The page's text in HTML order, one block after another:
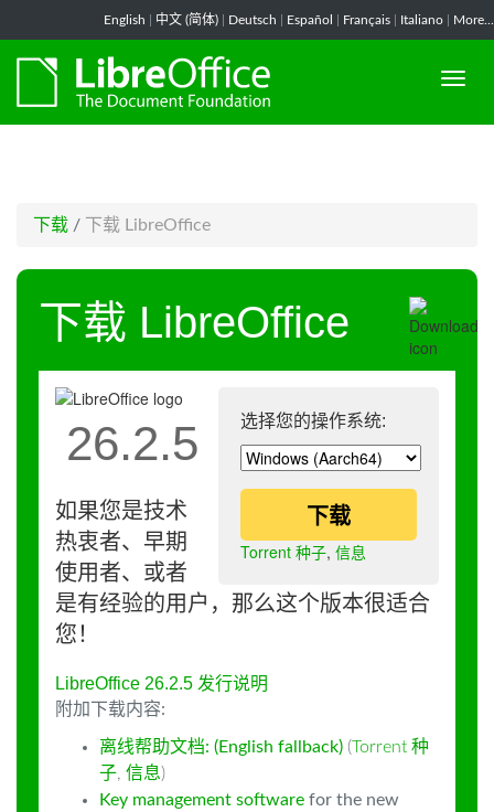
English 中文 (简体) Deutsch Español Français Italiano More...
下载 / 下载 LibreOffice
下载 LibreOffice
选择您的操作系统:
下载
Torrent 种子, 信息
26.2.5
如果您是技术
热衷者、早期
使用者、或者
是有经验的用户，那么这个版本很适合
您！
LibreOffice 26.2.5 发行说明
附加下载内容:
离线帮助文档: (English fallback) (Torrent 种
子, 信息)
Key management software for the new